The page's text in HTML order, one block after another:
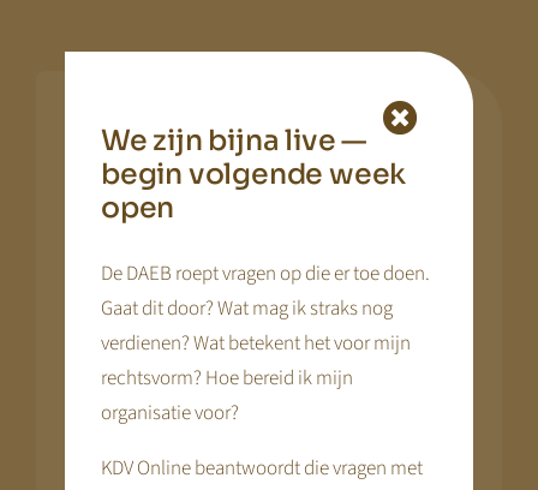
Grip op kinderopvang begint bij een
stevige basis
KDV Online helpt kinderopvangorganisaties grip
te houden op een sector die verandert.
Wij ondersteunen bij tariefbesluitvorming,
financiële onderbouwing en positionering
richting 2029. Zo ontstaat duidelijkheid en
vertrouwen — voor ondernemers, ouders en
bestuur.
We zijn bijna live —
begin volgende week
open
De DAEB roept vragen op die er toe doen.
Gaat dit door? Wat mag ik straks nog
verdienen? Wat betekent het voor mijn
rechtsvorm? Hoe bereid ik mijn
organisatie voor?
KDV Online beantwoordt die vragen met